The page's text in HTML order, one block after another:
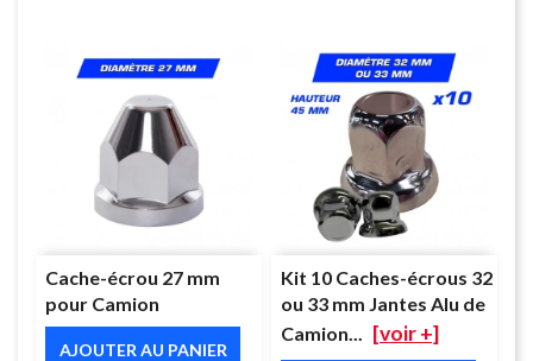
Cache-écrou 27 mm
pour Camion
AJOUTER AU PANIER
Kit 10 Caches-écrous 32
ou 33 mm Jantes Alu de
Camion...
[voir +]